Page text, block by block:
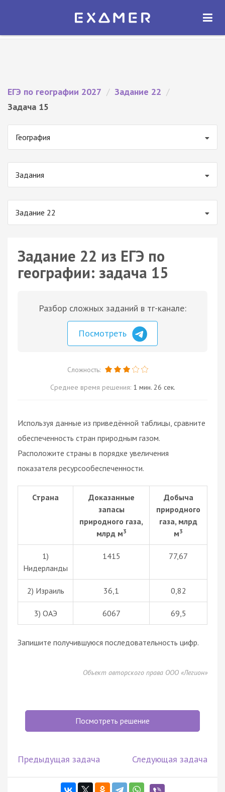
Экзамер — ЕГЭ 2027
ОТКРЫТЬ
ЕГЭ по географии 2027 / Задание 22 /
Задача 15
География
Задания
Задание 22
Задание 22 из ЕГЭ по
географии: задача 15
Разбор сложных заданий в тг-канале:
Посмотреть
Сложность:
Среднее время решения: 1 мин. 26 сек.
Используя данные из приведённой таблицы, сравните
обеспеченность стран природным газом.
Расположите страны в порядке увеличения
показателя ресурсообеспеченности.
Страна
Доказанные
запасы
природного газа,
млрд м3
Добыча
природного
газа, млрд
м3
1)
Нидерланды
1415 77,67
2) Израиль 36,1 0,82
3) ОАЭ 6067 69,5
Запишите получившуюся последовательность цифр.
Объект авторского права ООО «Легион»
Посмотреть решение
Предыдущая задача Следующая задача